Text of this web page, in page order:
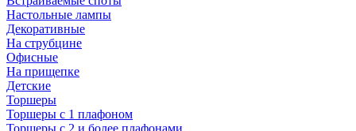
Настольные лампы
Декоративные
На струбцине
Офисные
На прищепке
Детские
Торшеры
Торшеры с 1 плафоном
Торшеры с 2 и более плафонами